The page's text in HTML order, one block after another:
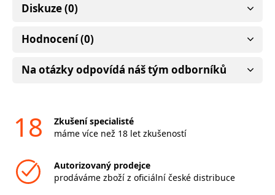
Diskuze (0)
Hodnocení (0)
Na otázky odpovídá náš tým odborníků
18
Zkušení specialisté
máme více než 18 let zkušeností
Autorizovaný prodejce
prodáváme zboží z oficiální české distribuce